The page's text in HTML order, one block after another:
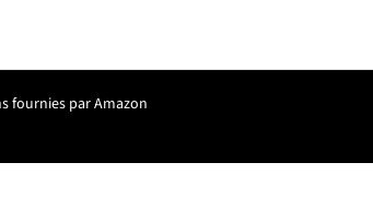
fournies par Amazon